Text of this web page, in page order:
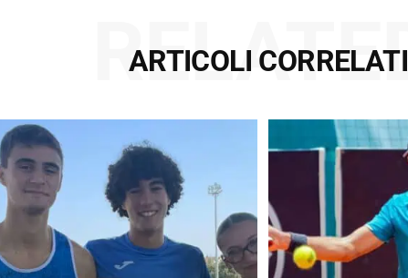
ARTICOLI CORRELATI
RELATED